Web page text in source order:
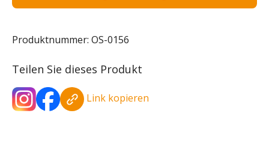
Produktnummer: OS-0156
Teilen Sie dieses Produkt
Link kopieren